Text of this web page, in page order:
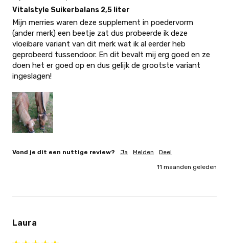
Vitalstyle Suikerbalans 2,5 liter
Mijn merries waren deze supplement in poedervorm
(ander merk) een beetje zat dus probeerde ik deze
vloeibare variant van dit merk wat ik al eerder heb
geprobeerd tussendoor. En dit bevalt mij erg goed en ze
doen het er goed op en dus gelijk de grootste variant
ingeslagen!
Vond je dit een nuttige review? Ja Melden Deel
11 maanden geleden
Laura